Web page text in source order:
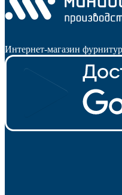
Опоры для уголков
Интернет-магазин